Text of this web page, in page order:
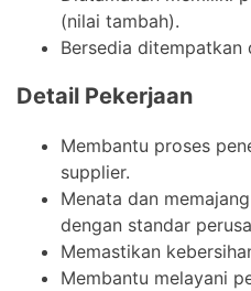
(nilai tambah).
Bersedia ditempatkan
Detail Pekerjaan
Membantu proses
supplier.
Menata dan
dengan standar
Memastikan
Membantu melayani